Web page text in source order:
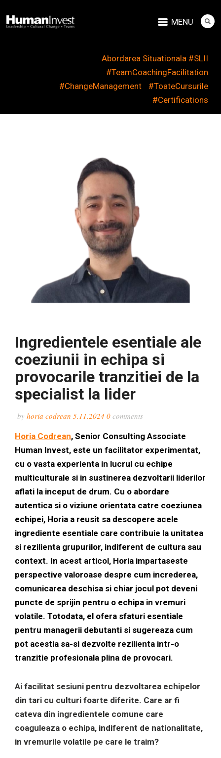
MENU
Abordarea Situationala #SLII
#TeamCoachingFacilitation
#ChangeManagement
#ToateCursurile
#Certifications
Ingredientele esentiale ale
coeziunii in echipa si
provocarile tranzitiei de la
specialist la lider
byhoria codrean5.11.2024 0comments
Horia Codrean, Senior Consulting Associate
Human Invest, este un facilitator experimentat,
cu o vasta experienta in lucrul cu echipe
multiculturale si in sustinerea dezvoltarii liderilor
aflati la inceput de drum. Cu o abordare
autentica si o viziune orientata catre coeziunea
echipei, Horia a reusit sa descopere acele
ingrediente esentiale care contribuie la unitatea
si rezilienta grupurilor, indiferent de cultura sau
context. In acest articol, Horia impartaseste
perspective valoroase despre cum increderea,
comunicarea deschisa si chiar jocul pot deveni
puncte de sprijin pentru o echipa in vremuri
volatile. Totodata, el ofera sfaturi esentiale
pentru managerii debutanti si sugereaza cum
pot acestia sa-si dezvolte rezilienta intr-o
tranzitie profesionala plina de provocari.
Ai facilitat sesiuni pentru dezvoltarea echipelor
din tari cu culturi foarte diferite. Care ar fi
cateva din ingredientele comune care
coaguleaza o echipa, indiferent de nationalitate,
in vremurile volatile pe care le traim?